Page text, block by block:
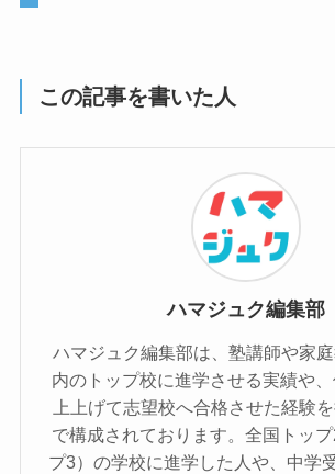
この記事を書いた人
ハマジュク編集部
ハマジュク編集部は、塾講師や家
内のトップ校に進学させる実績や
上上げて志望校へ合格させた経験
で構成されております。全国トッ
プ3）の学校に進学した人や、中学